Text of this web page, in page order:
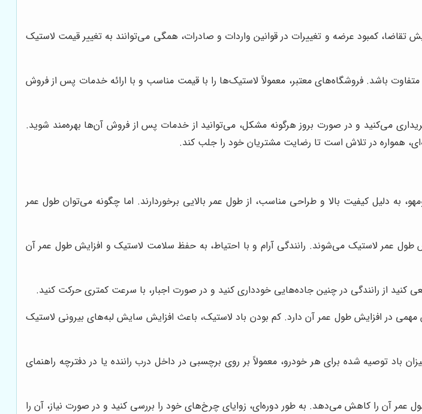
تقاضا، کمبود عرضه و تغییرات در قوانین واردات و صادرات، همگی می‌توانند به تغییر قیمت لاستیک
باشد. فروشگاه‌های معتبر، معمولاً لاستیک‌ها را با قیمت مناسب و با ارائه خدمات پس از فروش
می‌کنید و در صورت بروز هرگونه مشکل، می‌توانید از خدمات پس از فروش آن‌ها بهره‌مند شوید.
همواره در تلاش است تا رضایت مشتریان خود را جلب کند.
به دلیل کیفیت بالا و طراحی مناسب، از طول عمر بالایی برخوردارند. اما چگونه می‌توان طول عمر
عمر لاستیک می‌شوند. رانندگی آرام و با احتیاط، به حفظ سلامت لاستیک و افزایش طول عمر آن
کنید از رانندگی در چنین جاده‌هایی خودداری کنید و در صورت اجبار، با سرعت کمتری حرکت کنید.
در افزایش طول عمر آن دارد. کم بودن باد لاستیک، باعث افزایش سایش لبه‌های بیرونی لاستیک
باد توصیه شده برای هر خودرو، معمولاً بر روی برچسبی در داخل درب راننده یا در دفترچه راهنمای
آن را کاهش می‌دهد. به طور دوره‌ای، زوایای چرخ‌های خود را بررسی کنید و در صورت نیاز، آن را